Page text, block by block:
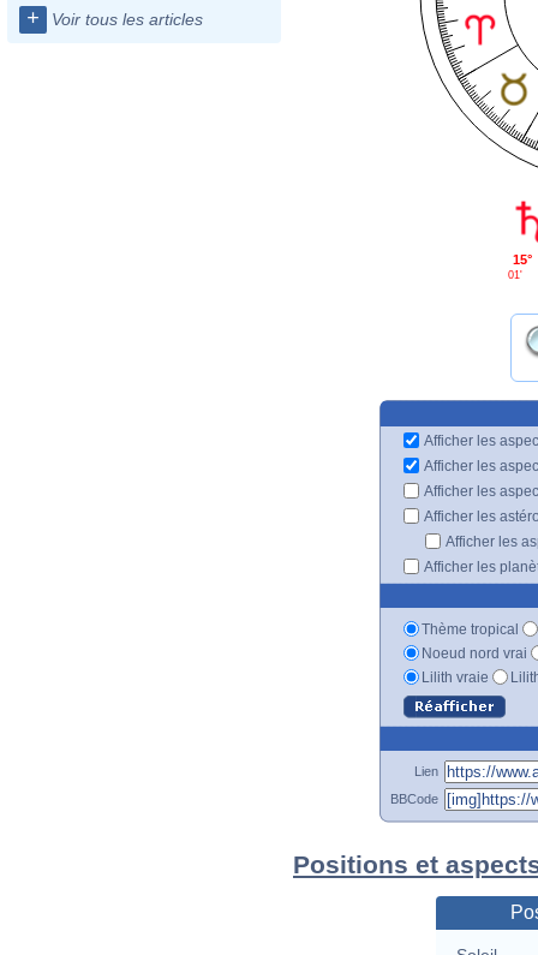
+ Voir tous les articles
15°
01'
Afficher les
Afficher les
Afficher les
Afficher les
Afficher les
Afficher les
Thème tropical
Noeud nord vrai
Lilith vraie
Lien
BBCode
Positions et